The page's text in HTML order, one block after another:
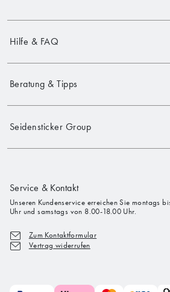
Hilfe & FAQ
Beratung & Tipps
Seidensticker Group
Service & Kontakt
Unseren Kundenservice erreichen Sie montags
Uhr und samstags von 8.00-18.00 Uhr.
Zum Kontaktformular
Vertrag widerrufen